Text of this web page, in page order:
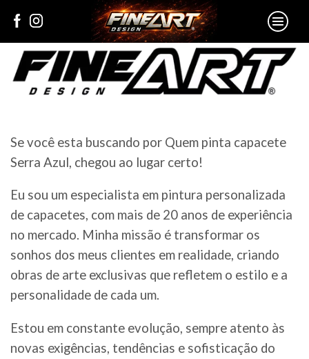
Se você esta buscando por Quem pinta capacete
Serra Azul, chegou ao lugar certo!
Eu sou um especialista em pintura personalizada
de capacetes, com mais de 20 anos de experiência
no mercado. Minha missão é transformar os
sonhos dos meus clientes em realidade, criando
obras de arte exclusivas que refletem o estilo e a
personalidade de cada um.
Estou em constante evolução, sempre atento às
novas exigências, tendências e sofisticação do